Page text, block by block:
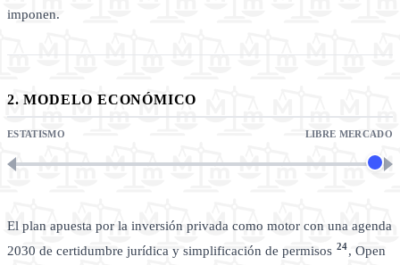
imponen.
2. MODELO ECONÓMICO
ESTATISMO LIBRE MERCADO
El plan apuesta por la inversión privada como motor con una agenda
2030 de certidumbre jurídica y simplificación de permisos 24, Open